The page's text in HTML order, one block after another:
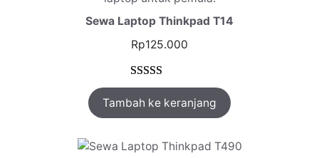
Sewa Laptop Thinkpad T14
Rp125.000
Peringkat
5.00dari 5
berdasarkan
1
penilaian
Tambah ke keranjang